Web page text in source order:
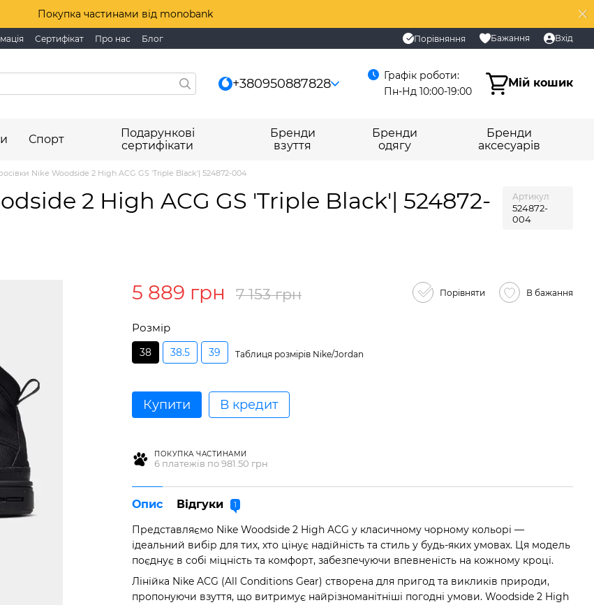
Покупка частинами від monobank
Сертифікат Про нас Блог Порівняння Бажання Вхід
+380950887828
Графік роботи:
Пн-Нд 10:00-19:00
Мій кошик
Спорт
Подарункові
сертифікати
Бренди
взуття
Бренди
одягу
Бренди
аксесуарів
Nike Woodside 2 High ACG GS 'Triple Black'| 524872-004
2 High ACG GS 'Triple Black'| 524872-
Артикул
524872-
004
5 889 грн 7 153 грн Порівняти В бажання
Розмір
38 38.5 39 Таблиця розмірів Nike/Jordan
Купити В кредит
ПОКУПКА ЧАСТИНАМИ
6 платежів по 981.50 грн
Опис Відгуки 1
Представляємо Nike Woodside 2 High ACG у класичному чорному кольорі —
ідеальний вибір для тих, хто цінує надійність та стиль у будь-яких умовах. Ця модель
поєднує в собі міцність та комфорт, забезпечуючи впевненість на кожному кроці.
Лінійка Nike ACG (All Conditions Gear) створена для пригод та викликів природи,
пропонуючи взуття, що витримує найрізноманітніші погодні умови. Woodside 2 High